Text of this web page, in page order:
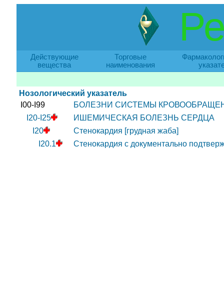
Действующие
вещества
Торговые
наименования
Нозологический указатель
I00-I99
БОЛЕЗНИ СИСТЕМЫ
I20-I25
ИШЕМИЧЕСКАЯ БОЛЕЗНЬ СЕРДЦА
I20
Стенокардия [грудная жаба]
I20.1
Стенокардия с документально